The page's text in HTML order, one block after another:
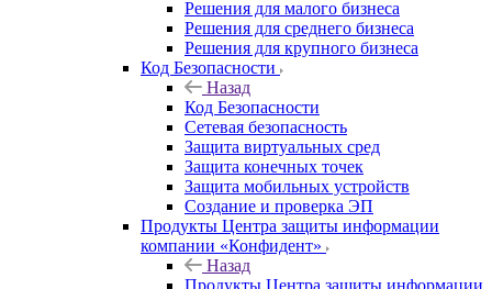
Решения для малого бизнеса
Решения для среднего бизнеса
Решения для крупного бизнеса
Код Безопасности
Назад
Код Безопасности
Сетевая безопасность
Защита виртуальных сред
Защита конечных точек
Защита мобильных устройств
Создание и проверка ЭП
Продукты Центра защиты информации
компании «Конфидент»
Назад
Продукты Центра защиты информации